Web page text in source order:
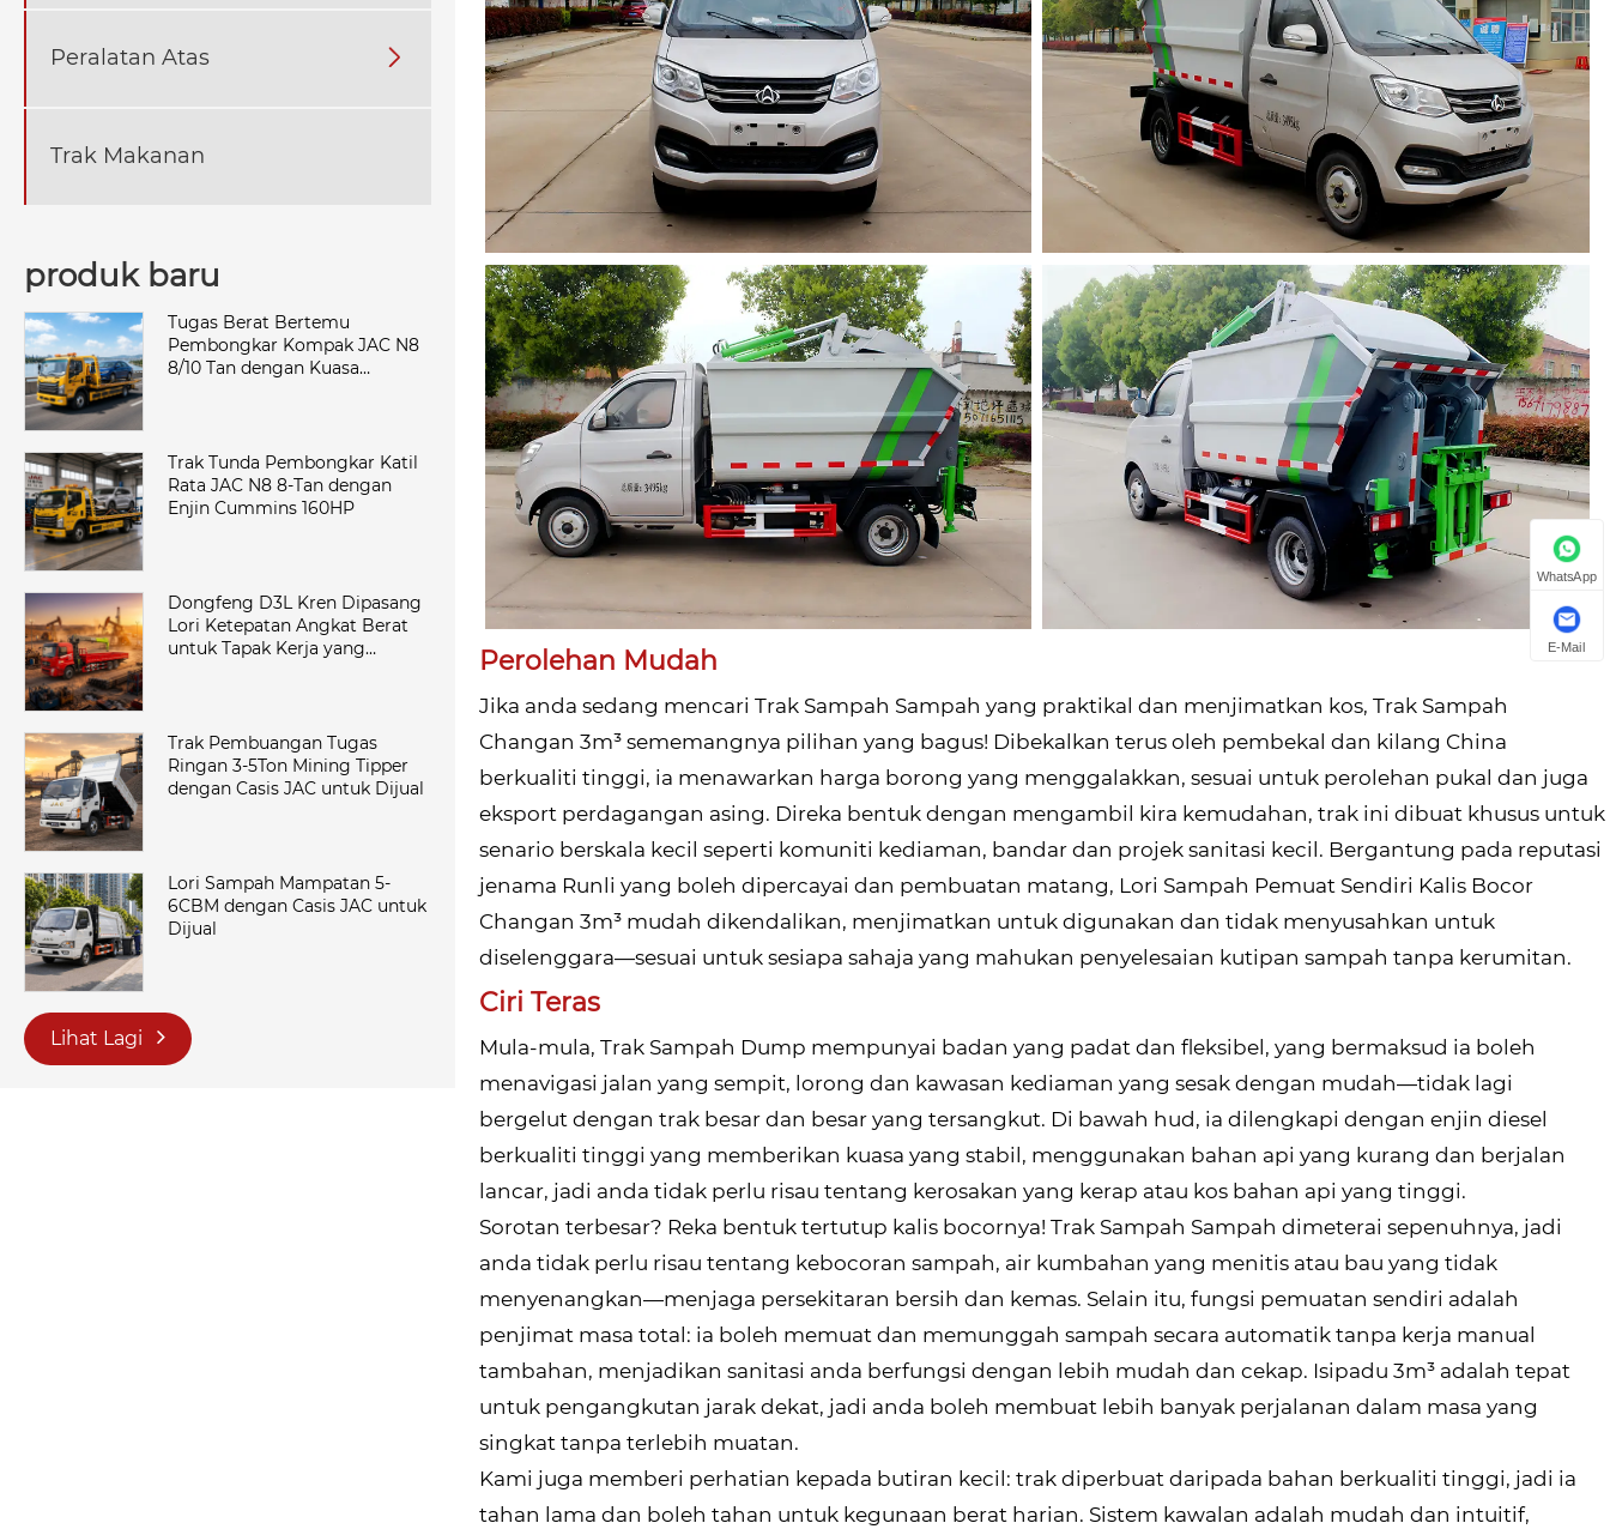
Peralatan Atas 
Trak Makanan
produk baru
Tugas Berat Bertemu
Pembongkar Kompak JAC N8
8/10 Tan dengan Kuasa
Trak Tunda Pembongkar Katil
Rata JAC N8 8-Tan dengan
Enjin Cummins 160HP
Dongfeng D3L Kren Dipasang
Lori Ketepatan Angkat Berat
untuk Tapak Kerja yang
Trak Pembuangan Tugas
Ringan 3-5Ton Mining Tipper
dengan Casis JAC untuk Dijual
Lori Sampah Mampatan 5-
6CBM dengan Casis JAC untuk
Dijual
Lihat Lagi
Perolehan Mudah
Jika anda sedang mencari Trak Sampah Sampah yang praktikal dan menjimatkan kos, Trak Sampah
Changan 3m³ sememangnya pilihan yang bagus! Dibekalkan terus oleh pembekal dan kilang China
berkualiti tinggi, ia menawarkan harga borong yang menggalakkan, sesuai untuk perolehan pukal dan juga
eksport perdagangan asing. Direka bentuk dengan mengambil kira kemudahan, trak ini dibuat khusus untuk
senario berskala kecil seperti komuniti kediaman, bandar dan projek sanitasi kecil. Bergantung pada reputasi
jenama Runli yang boleh dipercayai dan pembuatan matang, Lori Sampah Pemuat Sendiri Kalis Bocor
Changan 3m³ mudah dikendalikan, menjimatkan untuk digunakan dan tidak menyusahkan untuk
diselenggara—sesuai untuk sesiapa sahaja yang mahukan penyelesaian kutipan sampah tanpa kerumitan.
Ciri Teras
Mula-mula, Trak Sampah Dump mempunyai badan yang padat dan fleksibel, yang bermaksud ia boleh
menavigasi jalan yang sempit, lorong dan kawasan kediaman yang sesak dengan mudah—tidak lagi
bergelut dengan trak besar dan besar yang tersangkut. Di bawah hud, ia dilengkapi dengan enjin diesel
berkualiti tinggi yang memberikan kuasa yang stabil, menggunakan bahan api yang kurang dan berjalan
lancar, jadi anda tidak perlu risau tentang kerosakan yang kerap atau kos bahan api yang tinggi.
Sorotan terbesar? Reka bentuk tertutup kalis bocornya! Trak Sampah Sampah dimeterai sepenuhnya, jadi
anda tidak perlu risau tentang kebocoran sampah, air kumbahan yang menitis atau bau yang tidak
menyenangkan—menjaga persekitaran bersih dan kemas. Selain itu, fungsi pemuatan sendiri adalah
penjimat masa total: ia boleh memuat dan memunggah sampah secara automatik tanpa kerja manual
tambahan, menjadikan sanitasi anda berfungsi dengan lebih mudah dan cekap. Isipadu 3m³ adalah tepat
untuk pengangkutan jarak dekat, jadi anda boleh membuat lebih banyak perjalanan dalam masa yang
singkat tanpa terlebih muatan.
Kami juga memberi perhatian kepada butiran kecil: trak diperbuat daripada bahan berkualiti tinggi, jadi ia
tahan lama dan boleh tahan untuk kegunaan berat harian. Sistem kawalan adalah mudah dan intuitif,
WhatsApp
E-Mail